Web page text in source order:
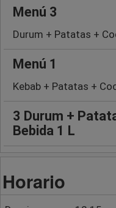
Menú 3
Durum + Patatas +
Menú 1
Kebab + Patatas +
3 Durum +
Bebida 1 L
Horario